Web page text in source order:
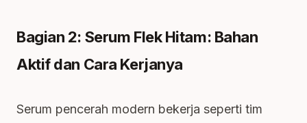
Bagian 2: Serum Flek Hitam: Bahan
Aktif dan Cara Kerjanya
Serum pencerah modern bekerja seperti tim